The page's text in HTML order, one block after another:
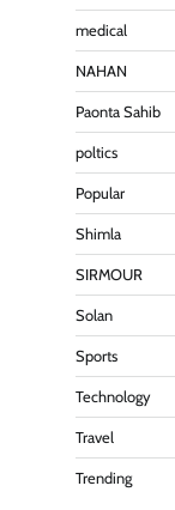
medical
NAHAN
Paonta Sahib
poltics
Popular
Shimla
SIRMOUR
Solan
Sports
Technology
Travel
Trending
की